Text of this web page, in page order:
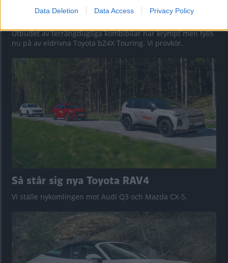
Data Deletion Data Access Privacy Policy
”God chans att bli ny favorit”
Utbudet av terrängdugliga kombibilar har krympt men fylls
nu på av eldrivna Toyota bZ4X Touring. Vi provkör.
Så står sig nya Toyota RAV4
Vi ställe nykomlingen mot Audi Q3 och Mazda CX-5.